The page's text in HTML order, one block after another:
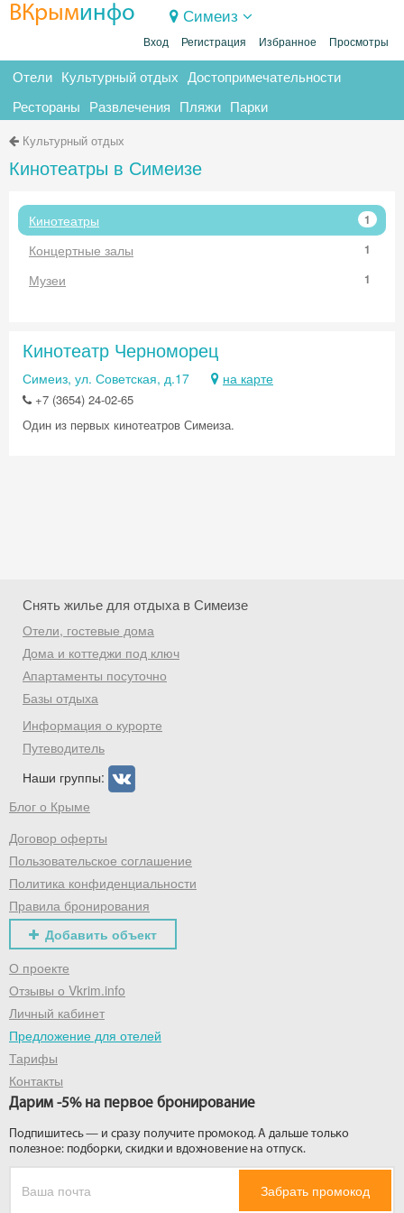
ВКрыминфо Симеиз
Вход Регистрация Избранное Просмотры
Отели Культурный отдых Достопримечательности
Рестораны Развлечения Пляжи Парки
Культурный отдых
Кинотеатры в Симеизе
Кинотеатры 1
Концертные залы 1
Музеи 1
Кинотеатр Черноморец
Симеиз, ул. Советская, д.17 на карте
+7 (3654) 24-02-65
Один из первых кинотеатров Симеиза.
Снять жилье для отдыха в Симеизе
Отели, гостевые дома
Дома и коттеджи под ключ
Апартаменты посуточно
Базы отдыха
Информация о курорте
Путеводитель
Наши группы:
Блог о Крыме
Договор оферты
Пользовательское соглашение
Политика конфиденциальности
Правила бронирования
Добавить объект
О проекте
Отзывы о Vkrim.info
Личный кабинет
Предложение для отелей
Тарифы
Контакты
Дарим -5% на первое бронирование
Подпишитесь — и сразу получите промокод. А дальше только
полезное: подборки, скидки и вдохновение на отпуск.
Забрать промокод
Скидка −5%
Хочешь дешевле? Оставь почту и получи
промокод на первое бронирование!